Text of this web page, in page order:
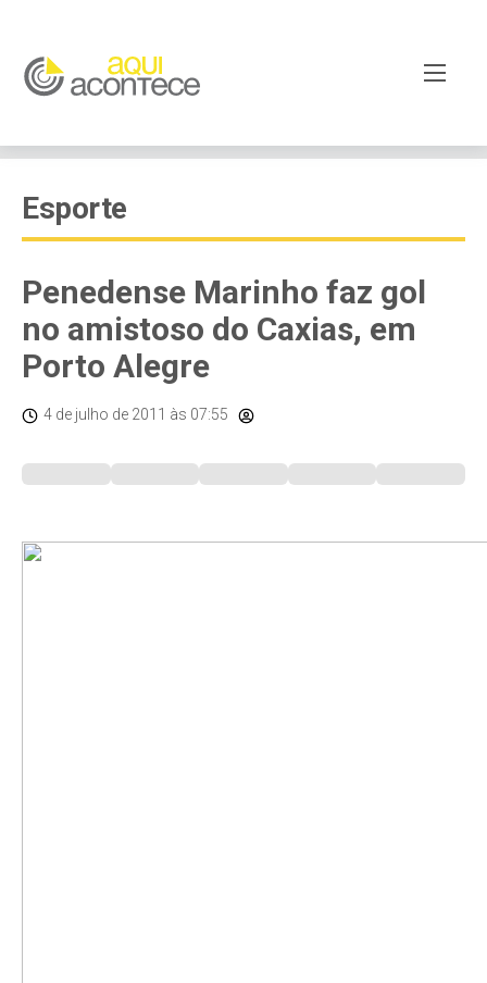
Esporte
Penedense Marinho faz gol
no amistoso do Caxias, em
Porto Alegre
4 de julho de 2011 às 07:55